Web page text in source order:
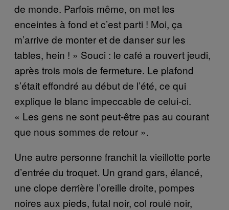
de monde. Parfois même, on met les
enceintes à fond et c’est parti ! Moi, ça
m’arrive de monter et de danser sur les
tables, hein ! » Souci : le café a rouvert jeudi,
après trois mois de fermeture. Le plafond
s’était effondré au début de l’été, ce qui
explique le blanc impeccable de celui-ci.
« Les gens ne sont peut-être pas au courant
que nous sommes de retour ».
Une autre personne franchit la vieillotte porte
d’entrée du troquet. Un grand gars, élancé,
une clope derrière l’oreille droite, pompes
noires aux pieds, futal noir, col roulé noir,